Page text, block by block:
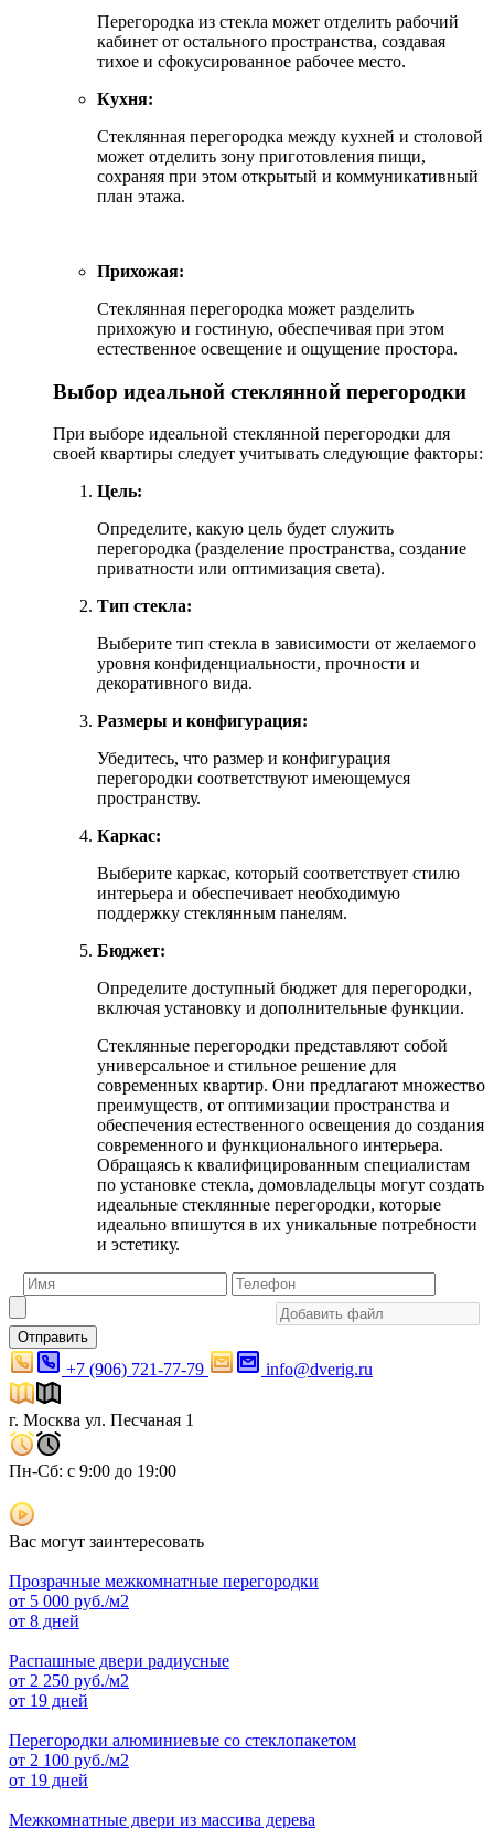
Перегородка из стекла может отделить рабочий
кабинет от остального пространства, создавая
тихое и сфокусированное рабочее место.
Кухня:
Стеклянная перегородка между кухней и столовой
может отделить зону приготовления пищи,
сохраняя при этом открытый и коммуникативный
план этажа.
Прихожая:
Стеклянная перегородка может разделить
прихожую и гостиную, обеспечивая при этом
естественное освещение и ощущение простора.
Выбор идеальной стеклянной перегородки
При выборе идеальной стеклянной перегородки для
своей квартиры следует учитывать следующие факторы:
Цель:
Определите, какую цель будет служить
перегородка (разделение пространства, создание
приватности или оптимизация света).
Тип стекла:
Выберите тип стекла в зависимости от желаемого
уровня конфиденциальности, прочности и
декоративного вида.
Размеры и конфигурация:
Убедитесь, что размер и конфигурация
перегородки соответствуют имеющемуся
пространству.
Каркас:
Выберите каркас, который соответствует стилю
интерьера и обеспечивает необходимую
поддержку стеклянным панелям.
Бюджет:
Определите доступный бюджет для перегородки,
включая установку и дополнительные функции.
Стеклянные перегородки представляют собой
универсальное и стильное решение для
современных квартир. Они предлагают множество
преимуществ, от оптимизации пространства и
обеспечения естественного освещения до создания
современного и функционального интерьера.
Обращаясь к квалифицированным специалистам
по установке стекла, домовладельцы могут создать
идеальные стеклянные перегородки, которые
идеально впишутся в их уникальные потребности
и эстетику.
Отправить
+7 (906) 721-77-79 info@dverig.ru
г. Москва ул. Песчаная 1
Пн-Сб: с 9:00 до 19:00
Вас могут заинтересовать
Прозрачные межкомнатные перегородки
от 5 000 руб./м2
от 8 дней
Распашные двери радиусные
от 2 250 руб./м2
от 19 дней
Перегородки алюминиевые со стеклопакетом
от 2 100 руб./м2
от 19 дней
Межкомнатные двери из массива дерева